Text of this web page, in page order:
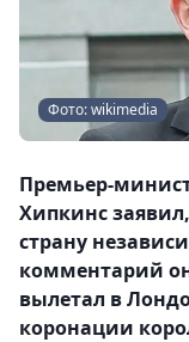
Фото: wikimedia
Премьер-
Хипкинс
страну
комментарий
вылетал в
коронации